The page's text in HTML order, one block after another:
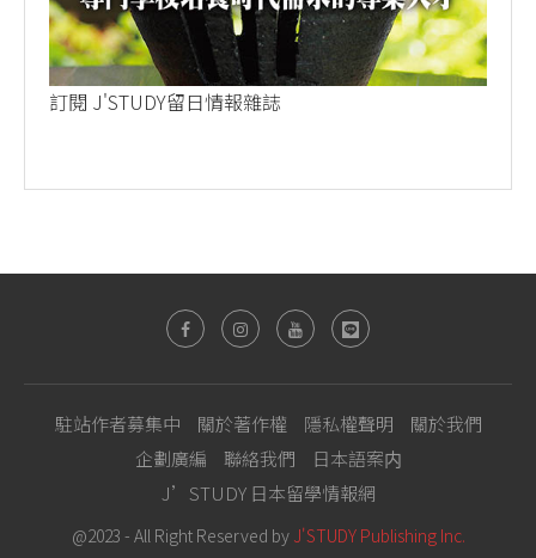
訂閱 J'STUDY留日情報雜誌
駐站作者募集中 關於著作權 隱私權聲明
關於我們
企劃廣編
聯絡我們
日本語案内
J’STUDY 日本留學情報網
@2023 - All Right Reserved by J'STUDY Publishing Inc.